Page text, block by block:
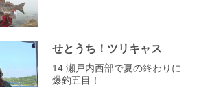
せとうち！ツリキャス
14 瀬戸内西部で夏の終わりに
爆釣五目！